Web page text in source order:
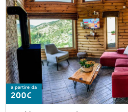
a partire da
200€